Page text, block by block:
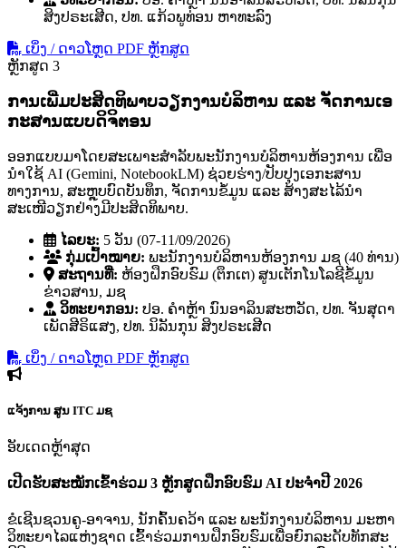
ສິງປຣະເສີດ, ປທ. ແກ້ວພູທ່ອນ ຫາທະລົງ
ເບິ່ງ / ດາວໂຫຼດ PDF ຫຼັກສູດ
ຫຼັກສູດ 3
ການເພີ່ມປະສິດທິພາບວຽກງານບໍລິຫານ ແລະ ຈັດການເອ
ກະສານແບບດິຈິຕອນ
ອອກແບບມາໂດຍສະເພາະສຳລັບພະນັກງານບໍລິຫານຫ້ອງການ ເພື່ອ
ນຳໃຊ້ AI (Gemini, NotebookLM) ຊ່ວຍຮ່າງ/ປັບປຸງເອກະສານ
ທາງການ, ສະຫຼຸບບົດບັນທຶກ, ຈັດການຂໍ້ມູນ ແລະ ສ້າງສະໄລ້ນຳ
ສະເໜີວຽກຢ່າງມີປະສິດທິພາບ.
ໄລຍະ: 5 ວັນ (07-11/09/2026)
ກຸ່ມເປົ້າໝາຍ: ພະນັກງານບໍລິຫານຫ້ອງການ ມຊ (40 ທ່ານ)
ສະຖານທີ່: ຫ້ອງຝຶກອົບຮົມ (ຕຶກເຕ) ສູນເຕັກໂນໂລຊີຂໍ້ມູນ
ຂ່າວສານ, ມຊ
ວິທະຍາກອນ: ປອ. ຄໍາຫຼ້າ ນົນອາລິນສະຫວັດ, ປທ. ຈັນສຸດາ
ເພັດສີຣິແສງ, ປທ. ນິລັນກຸນ ສິງປຣະເສີດ
ເບິ່ງ / ດາວໂຫຼດ PDF ຫຼັກສູດ
ແຈ້ງການ ສູນ ITC ມຊ
ອັບເດດຫຼ້າສຸດ
ເປີດຮັບສະໝັກເຂົ້າຮ່ວມ 3 ຫຼັກສູດຝຶກອົບຮົມ AI ປະຈຳປີ 2026
ຂໍເຊີນຊວນຄູ-ອາຈານ, ນັກຄົ້ນຄວ້າ ແລະ ພະນັກງານບໍລິຫານ ມະຫາ
ວິທະຍາໄລແຫ່ງຊາດ ເຂົ້າຮ່ວມການຝຶກອົບຮົມເພື່ອຍົກລະດັບທັກສະ